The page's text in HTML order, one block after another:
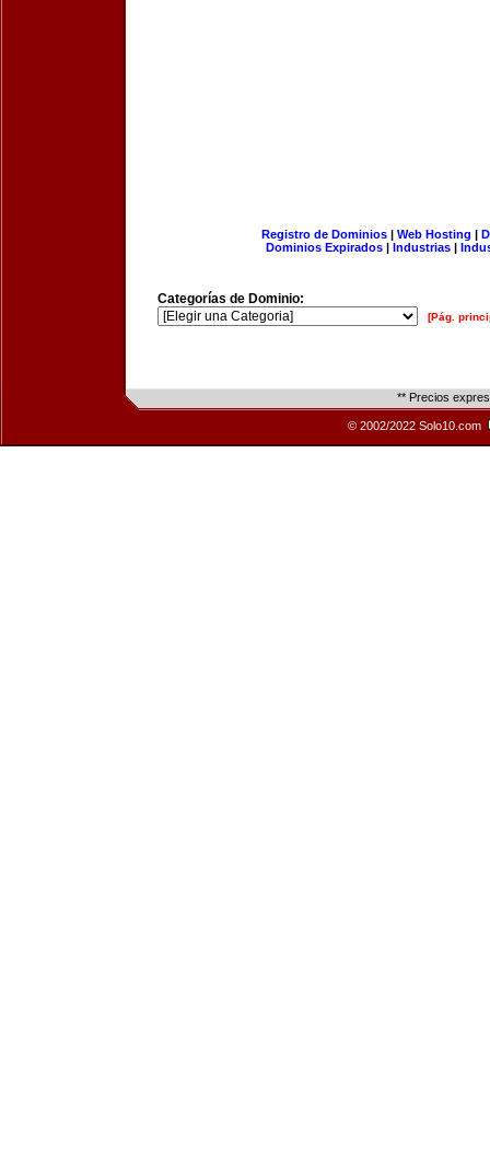
Registro de Dominios| Web Hosting |
Dominios Expirados | Industrias |
Categorías de Dominio:
[Pág.
** Precios
© 2002/2022 Solo10.com